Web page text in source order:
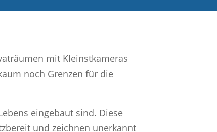
mit Kleinstkameras
noch Grenzen für die
eingebaut sind. Diese
und zeichnen unerkannt